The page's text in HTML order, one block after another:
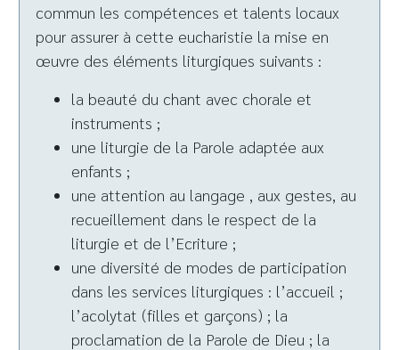
commun les compétences et talents locaux
pour assurer à cette eucharistie la mise en
œuvre des éléments liturgiques suivants :
la beauté du chant avec chorale et
instruments ;
une liturgie de la Parole adaptée aux
enfants ;
une attention au langage , aux gestes, au
recueillement dans le respect de la
liturgie et de l’Ecriture ;
une diversité de modes de participation
dans les services liturgiques : l’accueil ;
l’acolytat (filles et garçons) ; la
proclamation de la Parole de Dieu ; la